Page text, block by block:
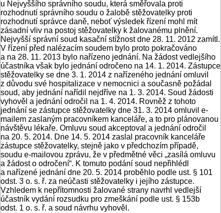
u Nejvyššího správního soudu, která směřovala proti
rozhodnutí správního soudu o žalobě stěžovatelky proti
rozhodnutí správce daně, neboť výsledek řízení mohl mít
zásadní vliv na postoj stěžovatelky k žalovanému plnění.
Nejvyšší správní soud kasační stížnost dne 28. 11. 2012 zamítl.
V řízení před nalézacím soudem bylo proto pokračováno
a na 28. 11. 2013 bylo nařízeno jednání. Na žádost vedlejšího
účastníka však bylo jednání odročeno na 14. 1. 2014. Zástupce
stěžovatelky se dne 3. 1. 2014 z nařízeného jednání omluvil
z důvodu své hospitalizace v nemocnici a současně požádal
soud, aby jednání nařídil nejdříve na 1. 3. 2014. Soud žádosti
vyhověl a jednání odročil na 1. 4. 2014. Rovněž z tohoto
jednání se zástupce stěžovatelky dne 31. 3. 2014 omluvil e-
mailem zaslaným pracovníkem kanceláře, a to pro plánovanou
návštěvu lékaře. Omluvu soud akceptoval a jednání odročil
na 20. 5. 2014. Dne 14. 5. 2014 zaslal pracovník kanceláře
zástupce stěžovatelky, stejně jako v předchozím případě,
soudu e-mailovou zprávu, že v předmětné věci „zasílá omluvu
a žádost o odročení“. K tomuto podání soud nepřihlédl
a nařízené jednání dne 20. 5. 2014 proběhlo podle ust. § 101
odst. 3 o. s. ř. za neúčasti stěžovatelky i jejího zástupce.
Vzhledem k nepřítomnosti žalované strany navrhl vedlejší
účastník vydání rozsudku pro zmeškání podle ust. § 153b
odst. 1 o. s. ř. a soud návrhu vyhověl.